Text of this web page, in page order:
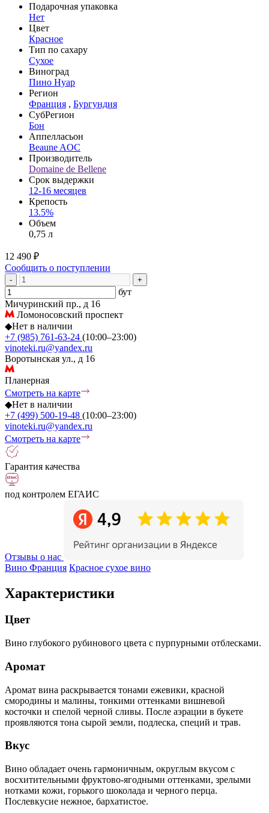
Подарочная упаковка
Нет
Цвет
Красное
Тип по сахару
Сухое
Виноград
Пино Нуар
Регион
Франция , Бургундия
СубРегион
Бон
Аппелласьон
Beaune AOC
Производитель
Domaine de Bellene
Срок выдержки
12-16 месяцев
Крепость
13.5%
Объем
0,75 л
12 490 ₽
Сообщить о поступлении
- +
бут
Мичуринский пр., д 16
Ломоносовский проспект
◆Нет в наличии
+7 (985) 761-63-24 (10:00–23:00)
vinoteki.ru@yandex.ru
Воротынская ул., д 16
Планерная
Смотреть на карте
◆Нет в наличии
+7 (499) 500-19-48 (10:00–23:00)
vinoteki.ru@yandex.ru
Смотреть на карте
Гарантия качества
под контролем ЕГАИС
Отзывы о нас
Вино Франция Красное сухое вино
Характеристики
Цвет
Вино глубокого рубинового цвета с пурпурными отблесками.
Аромат
Аромат вина раскрывается тонами ежевики, красной
смородины и малины, тонкими оттенками вишневой
косточки и спелой черной сливы. После аэрации в букете
проявляются тона сырой земли, подлеска, специй и трав.
Вкус
Вино обладает очень гармоничным, округлым вкусом с
восхитительными фруктово-ягодными оттенками, зрелыми
нотками кожи, горького шоколада и черного перца.
Послевкусие нежное, бархатистое.